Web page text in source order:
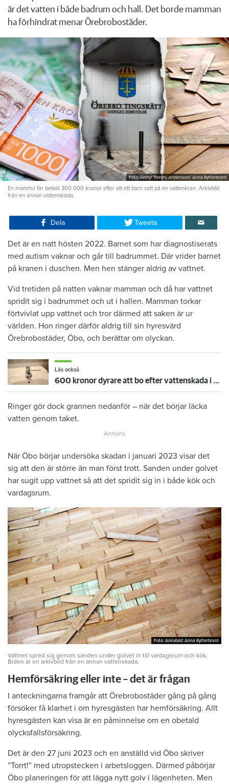
är det vatten i både badrum och hall. Det borde mamman
ha förhindrat menar Örebrobostäder.
Foto: Getty/ Tommy Andersson/ Anna Rytterbrant
En mamma får betala 300 000 kronor efter att ett barn satt på en vattenkran. Arkivbild
från en annan vattenskada.
Dela Tweeta
Det är en natt hösten 2022. Barnet som har diagnostiserats
med autism vaknar och går till badrummet. Där vrider barnet
på kranen i duschen. Men hen stänger aldrig av vattnet.
Vid tretiden på natten vaknar mamman och då har vattnet
spridit sig i badrummet och ut i hallen. Mamman torkar
förtvivlat upp vattnet och tror därmed att saken är ur
världen. Hon ringer därför aldrig till sin hyresvärd
Örebrobostäder, Öbo, och berättar om olyckan.
Läs också
600 kronor dyrare att bo efter vattenskada i Varberg
Ringer gör dock grannen nedanför – när det börjar läcka
vatten genom taket.
När Öbo börjar undersöka skadan i januari 2023 visar det
sig att den är större än man först trott. Sanden under golvet
har sugit upp vattnet så att det spridit sig in i både kök och
vardagsrum.
Foto: Arkivbild: Anna Rytterbrant
Foto: Arkivbild: Anna Rytterbrant
Vattnet spred sig genom sanden under golvet in till vardagsrum och kök.
Biden är en arkivbild från en annan vattenskada.
Hemförsäkring eller inte – det är frågan
I anteckningarna framgår att Örebrobostäder gång på gång
försöker få klarhet i om hyresgästen har hemförsäkring. Allt
hyresgästen kan visa är en påminnelse om en obetald
olycksfallsförsäkring.
Det är den 27 juni 2023 och en anställd vid Öbo skriver
”Torrt!” med utropstecken i arbetsloggen. Därmed påbörjar
Öbo planeringen för att lägga nytt golv i lägenheten. Men